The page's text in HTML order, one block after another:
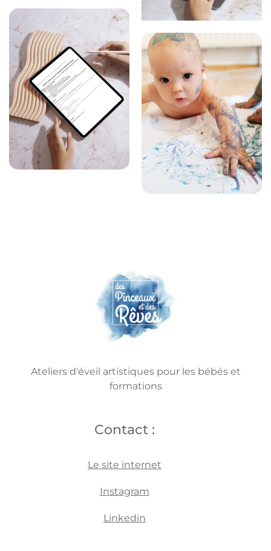
Ateliers d'éveil artistiques pour les bébés et
formations
Contact :
Le site internet
Instagram
Linkedin